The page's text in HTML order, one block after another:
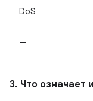
DoS
—
3. Что означает